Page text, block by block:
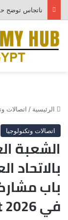
ناتجاس توضح
الرئيسية / اتصالات
اتصالات وتكنولوجيا
الشعبة
بالاتحاد
باب
في Web Summit 2026 بالبرتغال